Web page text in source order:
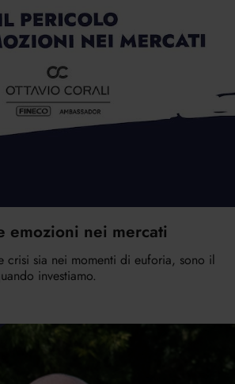
emozioni nei mercati
crisi sia nei momenti di euforia, sono il
investiamo.